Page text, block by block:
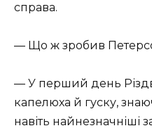
справа.
— Що ж зробив
— У перший день
капелюха й гуску,
навіть найнезначніші